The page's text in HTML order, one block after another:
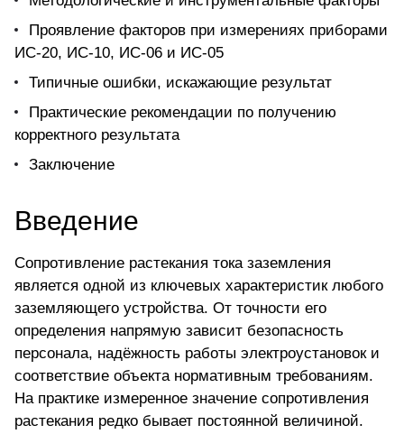
Проявление факторов при измерениях приборами
ИС-20, ИС-10, ИС-06 и ИС-05
Типичные ошибки, искажающие результат
Практические рекомендации по получению
корректного результата
Заключение
Введение
Сопротивление растекания тока заземления
является одной из ключевых характеристик любого
заземляющего устройства. От точности его
определения напрямую зависит безопасность
персонала, надёжность работы электроустановок и
соответствие объекта нормативным требованиям.
На практике измеренное значение сопротивления
растекания редко бывает постоянной величиной.